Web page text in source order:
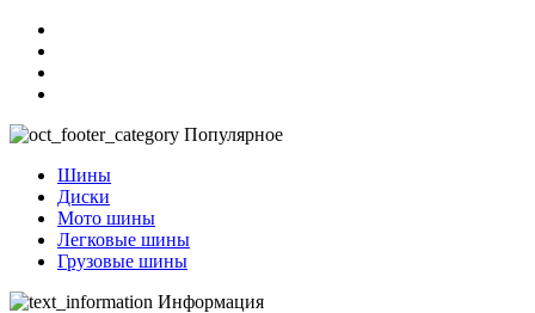
Популярное
Шины
Диски
Мото шины
Легковые шины
Грузовые шины
Информация